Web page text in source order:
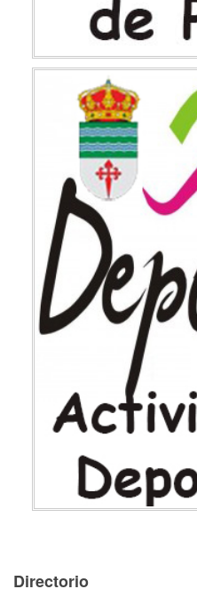
Directorio